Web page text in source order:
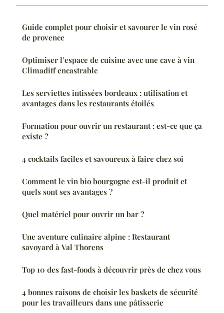
Guide complet pour choisir et savourer le vin rosé
de provence
Optimiser l’espace de cuisine avec une cave à vin
Climadiff encastrable
Les serviettes intissées bordeaux : utilisation et
avantages dans les restaurants étoilés
Formation pour ouvrir un restaurant : est-ce que ça
existe ?
4 cocktails faciles et savoureux à faire chez soi
Comment le vin bio bourgogne est-il produit et
quels sont ses avantages ?
Quel matériel pour ouvrir un bar ?
Une aventure culinaire alpine : Restaurant
savoyard à Val Thorens
Top 10 des fast-foods à découvrir près de chez vous
4 bonnes raisons de choisir les baskets de sécurité
pour les travailleurs dans une pâtisserie